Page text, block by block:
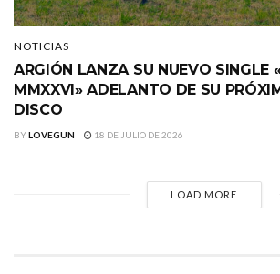
NOTICIAS
ARGIÓN LANZA SU NUEVO SINGLE
MMXXVI» ADELANTO DE SU
DISCO
BYLOVEGUN 18 DE JULIO DE 2026
LOAD MORE